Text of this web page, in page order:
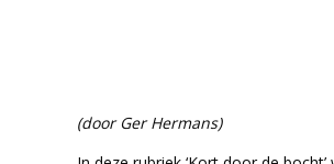
(door Ger Hermans)